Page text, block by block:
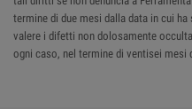
termine di due mesi dalla data in cui
valere i difetti non dolosamente
ogni caso, nel termine di ventisei mesi